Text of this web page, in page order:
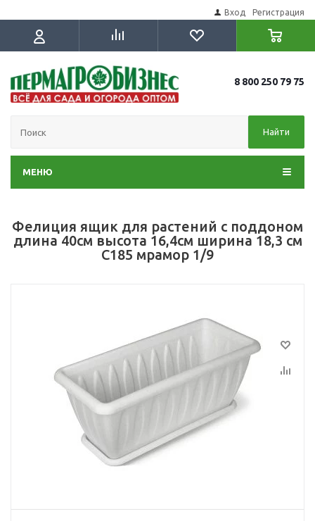
Вход Регистрация
8 800 250 79 75
Найти
МЕНЮ
Фелиция ящик для растений с поддоном
длина 40см высота 16,4см ширина 18,3 см
С185 мрамор 1/9